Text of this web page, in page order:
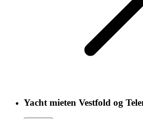
Yacht mieten Vestfold og